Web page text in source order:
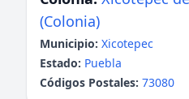
(Colonia)
Municipio: Xicotepec
Estado: Puebla
Códigos Postales: 73080